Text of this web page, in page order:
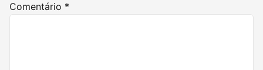
Comentário *